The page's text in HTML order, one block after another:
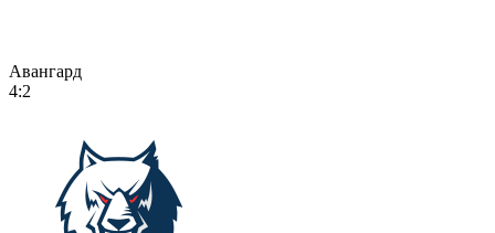
Авангард
4:2